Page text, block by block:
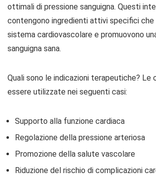
ottimali di pressione sanguigna. Questi
contengono ingredienti attivi specifici che
sistema cardiovascolare e promuovono
sanguigna sana.
Quali sono le indicazioni terapeutiche? Le
essere utilizzate nei seguenti casi:
Supporto alla funzione cardiaca
Regolazione della pressione arteriosa
Promozione della salute vascolare
Riduzione del rischio di complicazioni